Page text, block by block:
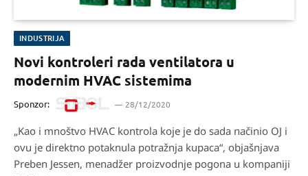
INDUSTRIJA
Novi kontroleri rada ventilatora u
modernim HVAC sistemima
Sponzor: 28/12/2020
„Kao i mnoštvo HVAC kontrola koje je do sada načinio OJ i
ovu je direktno potaknula potražnja kupaca“, objašnjava
Preben Jessen, menadžer proizvodnje pogona u kompaniji